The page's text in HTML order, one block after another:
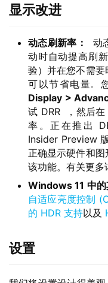
于
显示改进
动态刷新率：
动
动时自动提高刷
验）并在您不需
可以节省电量.
Display >
试 DRR ，然后在
率。正在推出
Insider Preview
正确显示硬件和
该功能。有关更
Windows 11 中的
自适应亮度控制
的 HDR 支持以及
设置